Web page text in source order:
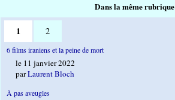
Dans la même rubrique
1 2
6 films iraniens et la peine de mort
le 11 janvier 2022
parLaurent Bloch
À pas aveugles